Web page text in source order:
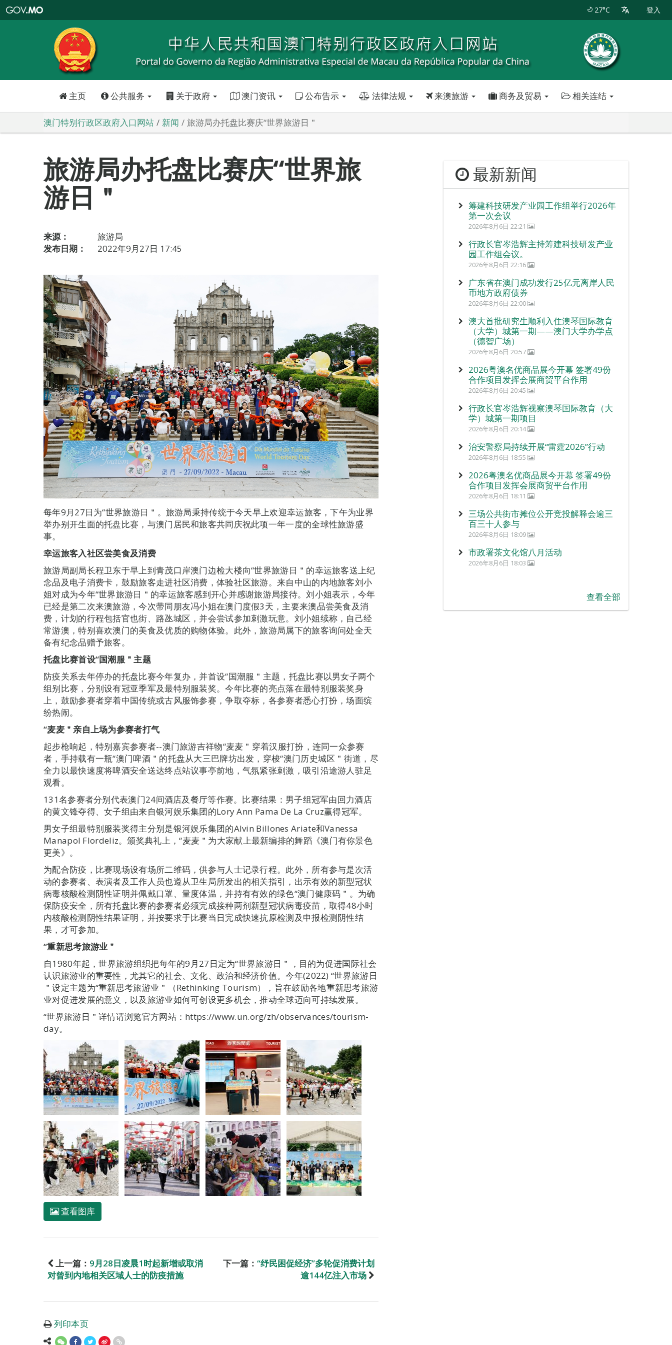
特
政
区
政
口
27°C 登入
主页 公共服务 关于政府 澳门资讯 公布告示 法律法规 来澳旅游 商务及贸易 相关连结
澳门特别行政区政府入口网站 新闻 旅游局办托盘比赛庆“世界旅游日＂
旅游局办托盘比赛庆“世界旅
游日＂
来源：
旅游局
发布日期：
2022年9月27日 17:45
每年9月27日为“世界旅游日＂。旅游局秉持传统于今天早上欢迎幸运旅客，下午为业界
举办别开生面的托盘比赛，与澳门居民和旅客共同庆祝此项一年一度的全球性旅游盛
事。
幸运旅客入社区尝美食及消费
旅游局副局长程卫东于早上到青茂口岸澳门边检大楼向“世界旅游日＂的幸运旅客送上纪
念品及电子消费卡，鼓励旅客走进社区消费，体验社区旅游。来自中山的内地旅客刘小
姐对成为今年“世界旅游日＂的幸运旅客感到开心并感谢旅游局接待。刘小姐表示，今年
已经是第二次来澳旅游，今次带同朋友冯小姐在澳门度假3天，主要来澳品尝美食及消
费，计划的行程包括官也街、路氹城区，并会尝试参加刺激玩意。刘小姐续称，自己经
常游澳，特别喜欢澳门的美食及优质的购物体验。此外，旅游局属下的旅客询问处全天
备有纪念品赠予旅客。
托盘比赛首设“国潮服＂主题
防疫关系去年停办的托盘比赛今年复办，并首设“国潮服＂主题，托盘比赛以男女子两个
组别比赛，分别设有冠亚季军及最特别服装奖。今年比赛的亮点落在最特别服装奖身
上，鼓励参赛者穿着中国传统或古风服饰参赛，争取夺标，各参赛者悉心打扮，场面缤
纷热闹。
“麦麦＂亲自上场为参赛者打气
起步枪响起，特别嘉宾参赛者--澳门旅游吉祥物“麦麦＂穿着汉服打扮，连同一众参赛
者，手持载有一瓶“澳门啤酒＂的托盘从大三巴牌坊出发，穿梭“澳门历史城区＂街道，尽
全力以最快速度将啤酒安全送达终点站议事亭前地，气氛紧张刺激，吸引沿途游人驻足
观看。
131名参赛者分别代表澳门24间酒店及餐厅等作赛。比赛结果：男子组冠军由回力酒店
的黄文锋夺得、女子组由来自银河娱乐集团的Lory Ann Pama De La Cruz赢得冠军。
男女子组最特别服装奖得主分别是银河娱乐集团的Alvin Billones Ariate和Vanessa
Manapol Flordeliz。颁奖典礼上，“麦麦＂为大家献上最新编排的舞蹈《澳门有你景色
更美》。
为配合防疫，比赛现场设有场所二维码，供参与人士记录行程。此外，所有参与是次活
动的参赛者、表演者及工作人员也遵从卫生局所发出的相关指引，出示有效的新型冠状
病毒核酸检测阴性证明并佩戴口罩、量度体温，并持有有效的绿色“澳门健康码＂。为确
保防疫安全，所有托盘比赛的参赛者必须完成接种两剂新型冠状病毒疫苗，取得48小时
内核酸检测阴性结果证明，并按要求于比赛当日完成快速抗原检测及申报检测阴性结
果，才可参加。
“重新思考旅游业＂
自1980年起，世界旅游组织把每年的9月27日定为“世界旅游日＂，目的为促进国际社会
认识旅游业的重要性，尤其它的社会、文化、政治和经济价值。今年(2022) “世界旅游日
＂设定主题为“重新思考旅游业＂（Rethinking Tourism），旨在鼓励各地重新思考旅游
业对促进发展的意义，以及旅游业如何可创设更多机会，推动全球迈向可持续发展。
“世界旅游日＂详情请浏览官方网站：https://www.un.org/zh/observances/tourism-
day。
查看图库
上一篇： 9月28日凌晨1时起新增或取消
对曾到内地相关区域人士的防疫措施
下一篇： “纾民困促经济”多轮促消费计划
逾144亿注入市场
列印本页
最新新闻
筹建科技研发产业园工作组举行2026年
第一次会议
2026年8月6日 22:21
行政长官岑浩辉主持筹建科技研发产业
园工作组会议。
2026年8月6日 22:16
广东省在澳门成功发行25亿元离岸人民
币地方政府债券
2026年8月6日 22:00
澳大首批研究生顺利入住澳琴国际教育
（大学）城第一期——澳门大学办学点
（德智广场）
2026年8月6日 20:57
2026粤澳名优商品展今开幕 签署49份
合作项目发挥会展商贸平台作用
2026年8月6日 20:45
行政长官岑浩辉视察澳琴国际教育（大
学）城第一期项目
2026年8月6日 20:14
治安警察局持续开展“雷霆2026”行动
2026年8月6日 18:55
2026粤澳名优商品展今开幕 签署49份
合作项目发挥会展商贸平台作用
2026年8月6日 18:11
三场公共街市摊位公开竞投解释会逾三
百三十人参与
2026年8月6日 18:09
市政署茶文化馆八月活动
2026年8月6日 18:03
查看全部